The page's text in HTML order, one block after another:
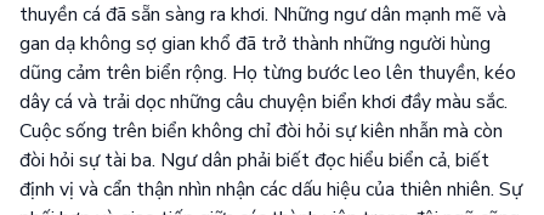
thuyền cá đã sẵn sàng ra khơi. Những ngư dân mạnh mẽ và
gan dạ không sợ gian khổ đã trở thành những người hùng
dũng cảm trên biển rộng. Họ từng bước leo lên thuyền, kéo
dây cá và trải dọc những câu chuyện biển khơi đầy màu sắc.
Cuộc sống trên biển không chỉ đòi hỏi sự kiên nhẫn mà còn
đòi hỏi sự tài ba. Ngư dân phải biết đọc hiểu biển cả, biết
định vị và cẩn thận nhìn nhận các dấu hiệu của thiên nhiên. Sự